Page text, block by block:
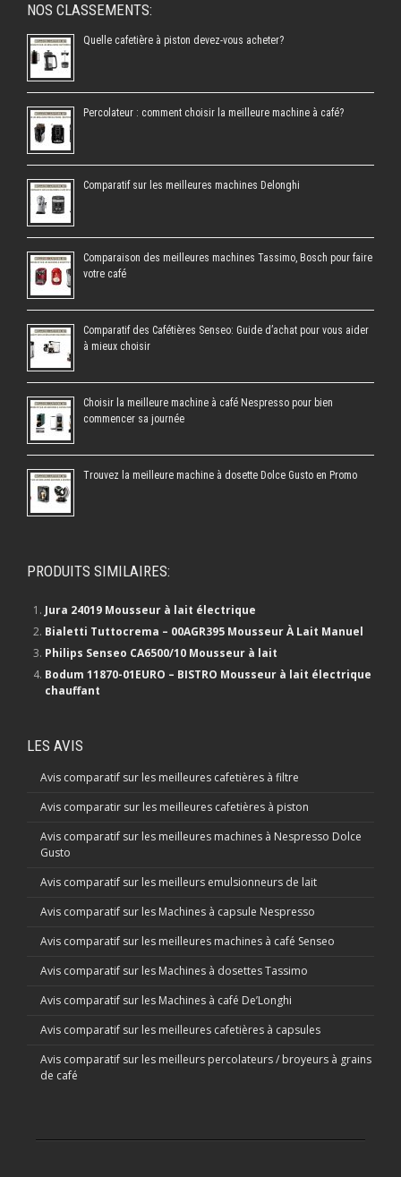
NOS CLASSEMENTS:
Quelle cafetière à piston devez-vous acheter?
Percolateur : comment choisir la meilleure machine à café?
Comparatif sur les meilleures machines Delonghi
Comparaison des meilleures machines Tassimo, Bosch pour faire
votre café
Comparatif des Cafétières Senseo: Guide d’achat pour vous aider
à mieux choisir
Choisir la meilleure machine à café Nespresso pour bien
commencer sa journée
Trouvez la meilleure machine à dosette Dolce Gusto en Promo
PRODUITS SIMILAIRES:
Jura 24019 Mousseur à lait électrique
Bialetti Tuttocrema – 00AGR395 Mousseur À Lait Manuel
Philips Senseo CA6500/10 Mousseur à lait
Bodum 11870-01EURO – BISTRO Mousseur à lait électrique
chauffant
LES AVIS
Avis comparatif sur les meilleures cafetières à filtre
Avis comparatir sur les meilleures cafetières à piston
Avis comparatif sur les meilleures machines à Nespresso Dolce
Gusto
Avis comparatif sur les meilleurs emulsionneurs de lait
Avis comparatif sur les Machines à capsule Nespresso
Avis comparatif sur les meilleures machines à café Senseo
Avis comparatif sur les Machines à dosettes Tassimo
Avis comparatif sur les Machines à café De’Longhi
Avis comparatif sur les meilleures cafetières à capsules
Avis comparatif sur les meilleurs percolateurs / broyeurs à grains
de café